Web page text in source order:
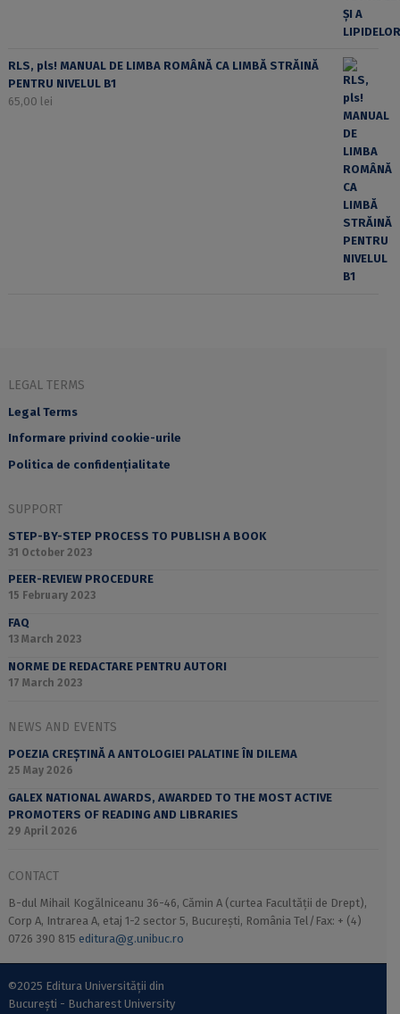
RLS, pls! MANUAL DE LIMBA ROMÂNĂ CA LIMBĂ STRĂINĂ
PENTRU NIVELUL B1
65,00 lei
LEGAL TERMS
Legal Terms
Informare privind cookie-urile
Politica de confidențialitate
SUPPORT
STEP-BY-STEP PROCESS TO PUBLISH A BOOK
31 October 2023
PEER-REVIEW PROCEDURE
15 February 2023
FAQ
13 March 2023
NORME DE REDACTARE PENTRU AUTORI
17 March 2023
NEWS AND EVENTS
POEZIA CREȘTINĂ A ANTOLOGIEI PALATINE ÎN DILEMA
25 May 2026
GALEX NATIONAL AWARDS, AWARDED TO THE MOST ACTIVE
PROMOTERS OF READING AND LIBRARIES
29 April 2026
CONTACT
B-dul Mihail Kogălniceanu 36-46, Cămin A (curtea Facultății de Drept),
Corp A, Intrarea A, etaj 1-2 sector 5, București, România Tel/Fax: + (4)
0726 390 815 editura@g.unibuc.ro
©2025 Editura Universității din
București - Bucharest University